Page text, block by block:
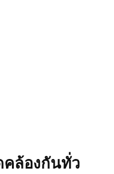
คล้องกันทั่ว